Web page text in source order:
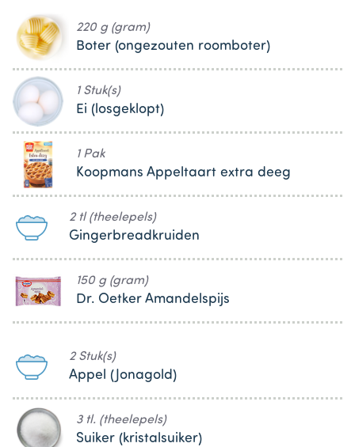
220 g (gram)
Boter (ongezouten roomboter)
1 Stuk(s)
Ei (losgeklopt)
1 Pak
Koopmans Appeltaart extra deeg
2 tl (theelepels)
Gingerbreadkruiden
150 g (gram)
Dr. Oetker Amandelspijs
2 Stuk(s)
Appel (Jonagold)
3 tl. (theelepels)
Suiker (kristalsuiker)